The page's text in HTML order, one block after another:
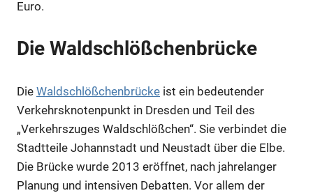
Euro.
Die Waldschlößchenbrücke
Die Waldschlößchenbrücke ist ein bedeutender
Verkehrsknotenpunkt in Dresden und Teil des
„Verkehrszuges Waldschlößchen“. Sie verbindet die
Stadtteile Johannstadt und Neustadt über die Elbe.
Die Brücke wurde 2013 eröffnet, nach jahrelanger
Planung und intensiven Debatten. Vor allem der